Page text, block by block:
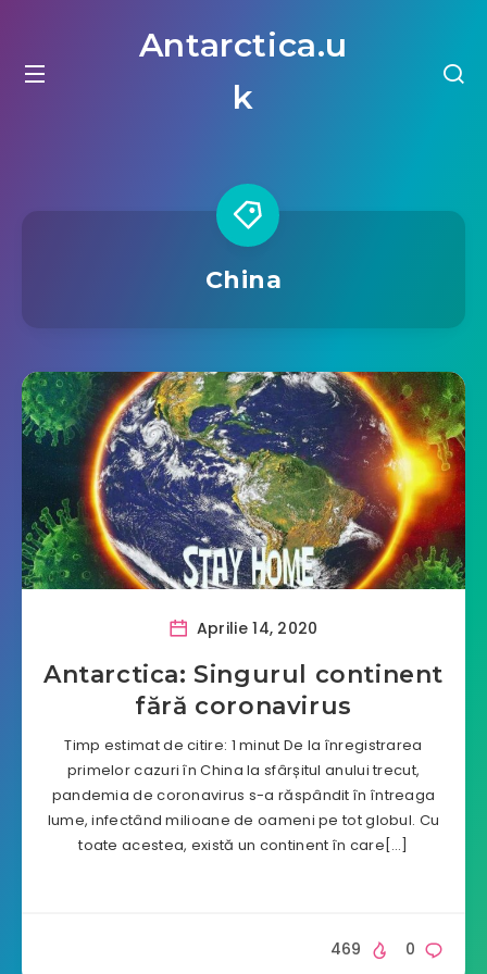
Antarctica.u
k
China
Aprilie 14, 2020
Antarctica: Singurul continent
fără coronavirus
Timp estimat de citire: 1 minut De la înregistrarea
primelor cazuri în China la sfârșitul anului trecut,
pandemia de coronavirus s-a răspândit în întreaga
lume, infectând milioane de oameni pe tot globul. Cu
toate acestea, există un continent în care[…]
0
469